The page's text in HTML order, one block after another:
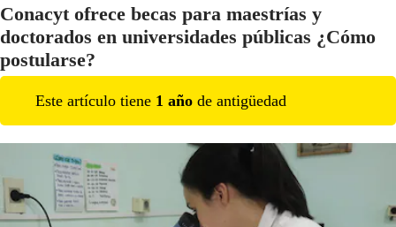
Conacyt ofrece becas para maestrías y
doctorados en universidades públicas ¿Cómo
postularse?
Este artículo tiene 1 año de antigüedad